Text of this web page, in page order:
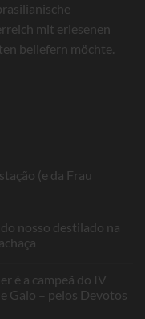
mit erlesenen
beliefern möchte.
(e da Frau
do nosso destilado na
é a campeã do IV
Galo – pelos Devotos